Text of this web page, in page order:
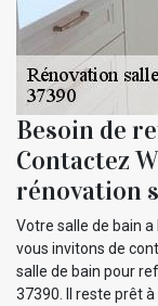
Besoin de
Contactez
rénovation
Votre salle de bain
vous invitons de
salle de bain pour
37390. Il reste prêt